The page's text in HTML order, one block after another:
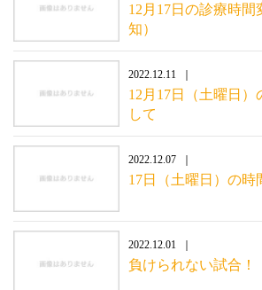
12月17日の診療時
知）
2022.12.11
12月17日（土曜日
して
2022.12.07
17日（土曜日）の時
2022.12.01
負けられない試合！